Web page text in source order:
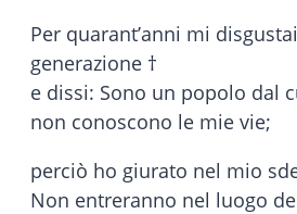
Per quarant’anni mi
generazione †
e dissi: Sono un popolo dal
non conoscono le mie vie;
perciò ho giurato nel mio
Non entreranno nel luogo